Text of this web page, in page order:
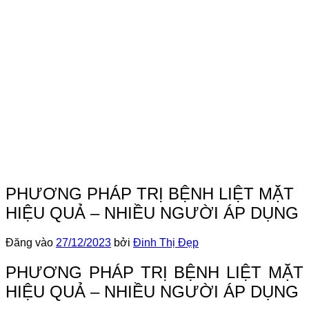
PHƯƠNG PHÁP TRỊ BỆNH LIỆT MẶT
HIỆU QUẢ – NHIỀU NGƯỜI ÁP DỤNG
Đăng vào 27/12/2023 bởi Đinh Thị Đẹp
PHƯƠNG PHÁP TRỊ BỆNH LIỆT MẶT
HIỆU QUẢ – NHIỀU NGƯỜI ÁP DỤNG